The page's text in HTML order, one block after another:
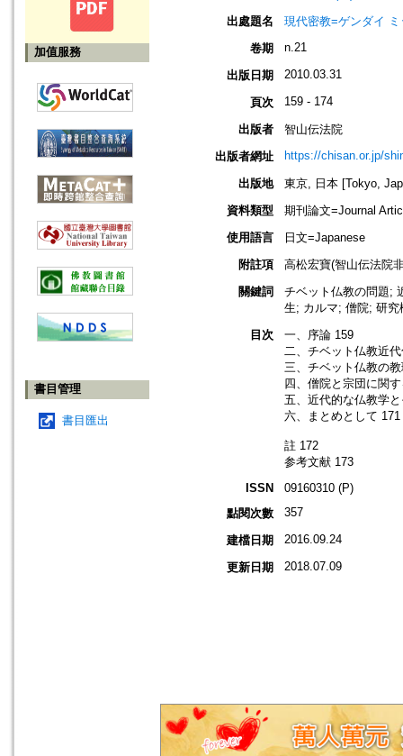
加值服務
書目管理
書目匯出
出處題名
現代密教=ゲンダイ
卷期
n.21
出版日期 2010.03.31
頁次 159 - 174
出版者
智山伝法院
出版者網址
https://chisan.or.jp/
出版地
東京, 日本 [Tokyo,
資料類型
期刊論文=Journal
使用語言
日文=Japanese
附註項
高松宏寶(智山伝法院
關鍵詞
チベット仏教の問題;
生; カルマ; 僧院; 研
目次
一、序論 159
二、チベット仏教近
三、チベット仏教の
四、僧院と宗団に関
五、近代的な仏教学
六、まとめとして 171
註 172
参考文献 173
ISSN
09160310 (P)
點閱次數
357
建檔日期 2016.09.24
更新日期 2018.07.09